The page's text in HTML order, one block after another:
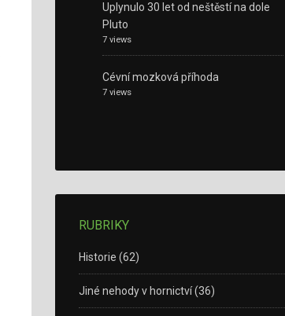
Uplynulo 30 let od neštěstí na dole
Pluto
7 views
Cévní mozková příhoda
7 views
RUBRIKY
Historie (62)
Jiné nehody v hornictví(36)